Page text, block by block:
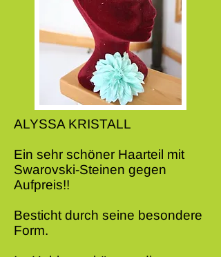
ALYSSA KRISTALL
Ein sehr schöner Haarteil mit
Swarovski-Steinen gegen
Aufpreis!!
Besticht durch seine besondere
Form.